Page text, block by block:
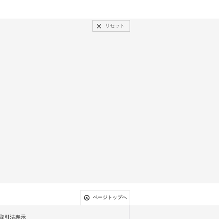
リセット
ページトップへ
引法表示